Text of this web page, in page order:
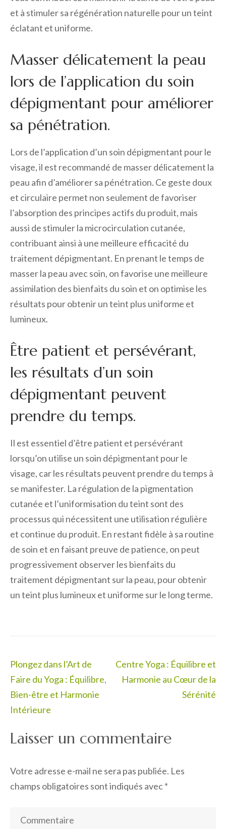
et à stimuler sa régénération naturelle pour un teint
éclatant et uniforme.
Masser délicatement la peau
lors de l’application du soin
dépigmentant pour améliorer
sa pénétration.
Lors de l’application d’un soin dépigmentant pour le
visage, il est recommandé de masser délicatement la
peau afin d’améliorer sa pénétration. Ce geste doux
et circulaire permet non seulement de favoriser
l’absorption des principes actifs du produit, mais
aussi de stimuler la microcirculation cutanée,
contribuant ainsi à une meilleure efficacité du
traitement dépigmentant. En prenant le temps de
masser la peau avec soin, on favorise une meilleure
assimilation des bienfaits du soin et on optimise les
résultats pour obtenir un teint plus uniforme et
lumineux.
Être patient et persévérant,
les résultats d’un soin
dépigmentant peuvent
prendre du temps.
Il est essentiel d’être patient et persévérant
lorsqu’on utilise un soin dépigmentant pour le
visage, car les résultats peuvent prendre du temps à
se manifester. La régulation de la pigmentation
cutanée et l’uniformisation du teint sont des
processus qui nécessitent une utilisation régulière
et continue du produit. En restant fidèle à sa routine
de soin et en faisant preuve de patience, on peut
progressivement observer les bienfaits du
traitement dépigmentant sur la peau, pour obtenir
un teint plus lumineux et uniforme sur le long terme.
Navigation
de
l’article
Plongez dans l’Art de
Faire du Yoga : Équilibre,
Bien-être et Harmonie
Intérieure
Centre Yoga : Équilibre et
Harmonie au Cœur de la
Sérénité
Laisser un commentaire
Votre adresse e-mail ne sera pas publiée. Les
champs obligatoires sont indiqués avec*